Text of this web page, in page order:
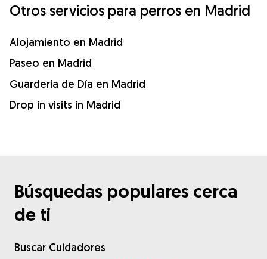
Otros servicios para perros en Madrid
Alojamiento en Madrid
Paseo en Madrid
Guardería de Día en Madrid
Drop in visits in Madrid
Búsquedas populares cerca
de ti
Buscar Cuidadores